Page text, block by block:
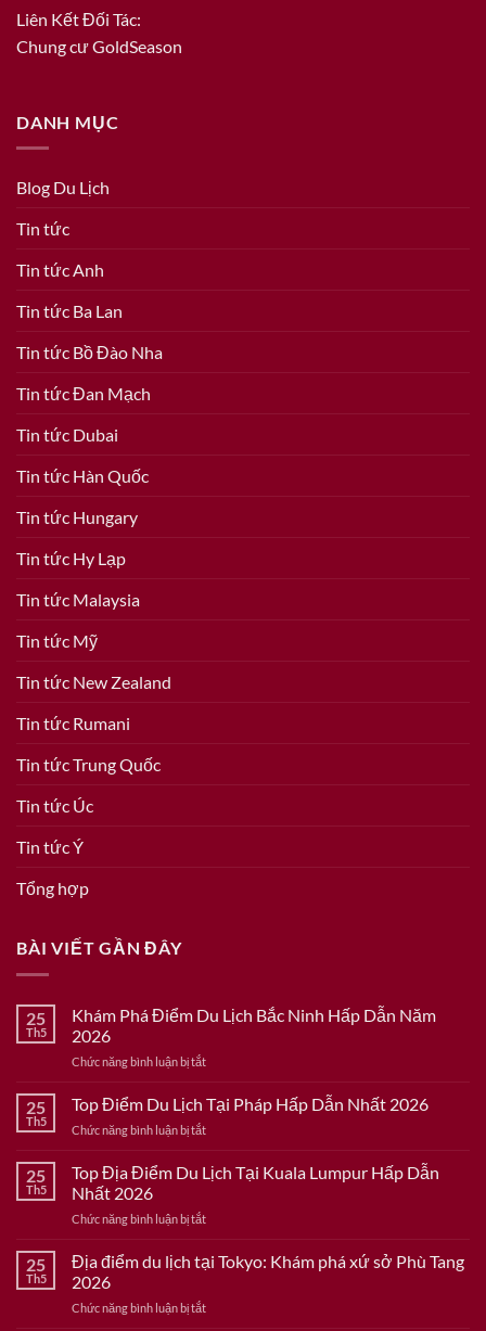
Liên Kết Đối Tác:
Chung cư GoldSeason
DANH MỤC
Blog Du Lịch
Tin tức
Tin tức Anh
Tin tức Ba Lan
Tin tức Bồ Đào Nha
Tin tức Đan Mạch
Tin tức Dubai
Tin tức Hàn Quốc
Tin tức Hungary
Tin tức Hy Lạp
Tin tức Malaysia
Tin tức Mỹ
Tin tức New Zealand
Tin tức Rumani
Tin tức Trung Quốc
Tin tức Úc
Tin tức Ý
Tổng hợp
BÀI VIẾT GẦN ĐÂY
25
Th5
Khám Phá Điểm Du Lịch Bắc Ninh Hấp Dẫn Năm
2026
Chức năng bình luận bị tắtở
Phá
Điểm
Du
Bắc
Dẫn
2026
25
Th5
Top Điểm Du Lịch Tại Pháp Hấp Dẫn Nhất 2026
Chức năng bình luận bị tắtở
Điểm
Du
Tại
Hấp
2026
25
Th5
Top Địa Điểm Du Lịch Tại Kuala Lumpur Hấp Dẫn
Nhất 2026
Chức năng bình luận bị tắtở
Địa
Điểm
Lịch
25
Th5
Địa điểm du lịch tại Tokyo: Khám phá xứ sở Phù Tang
2026
Chức năng bình luận bị tắtở